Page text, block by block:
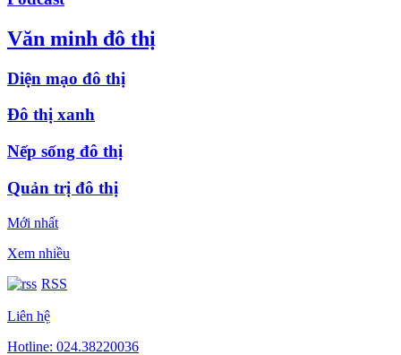
Văn minh đô thị
Diện mạo đô thị
Đô thị xanh
Nếp sống đô thị
Quản trị đô thị
Mới nhất
Xem nhiều
RSS
Liên hệ
Hotline: 024.38220036